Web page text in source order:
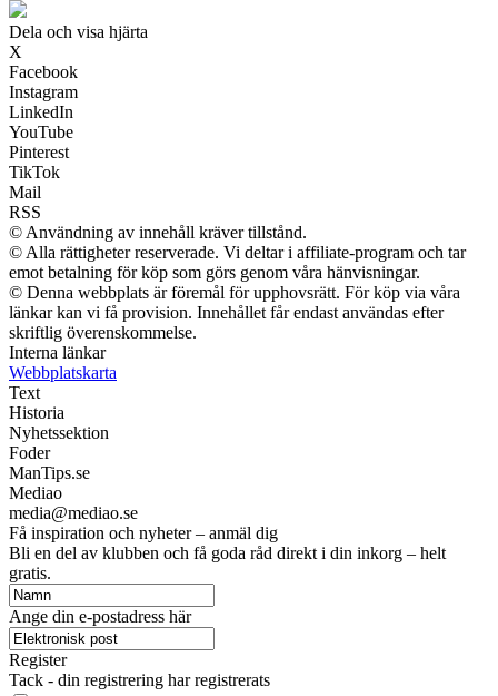
Dela och visa hjärta
X
Facebook
Instagram
LinkedIn
YouTube
Pinterest
TikTok
Mail
RSS
© Användning av innehåll kräver tillstånd.
© Alla rättigheter reserverade. Vi deltar i affiliate-program och tar
emot betalning för köp som görs genom våra hänvisningar.
© Denna webbplats är föremål för upphovsrätt. För köp via våra
länkar kan vi få provision. Innehållet får endast användas efter
skriftlig överenskommelse.
Interna länkar
Webbplatskarta
Text
Historia
Nyhetssektion
Foder
ManTips.se
Mediao
media@mediao.se
Få inspiration och nyheter – anmäl dig
Bli en del av klubben och få goda råd direkt i din inkorg – helt
gratis.
Ange din e-postadress här
Register
Tack - din registrering har registrerats